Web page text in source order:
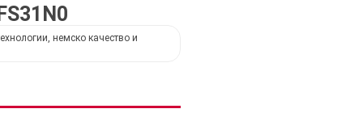
немско качество и